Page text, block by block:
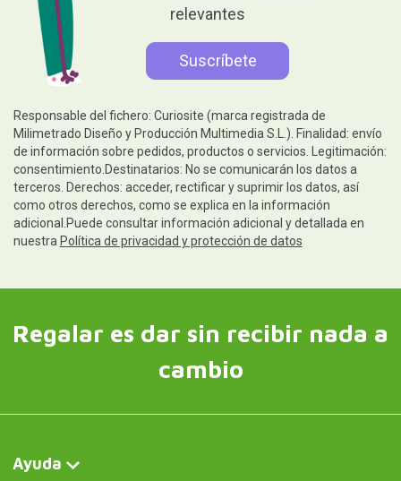
relevantes
Responsable del fichero: Curiosite (marca registrada de
Milimetrado Diseño y Producción Multimedia S.L.). Finalidad: envío
de información sobre pedidos, productos o servicios. Legitimación:
consentimiento.Destinatarios: No se comunicarán los datos a
terceros. Derechos: acceder, rectificar y suprimir los datos, así
como otros derechos, como se explica en la información
adicional.Puede consultar información adicional y detallada en
nuestra Política de privacidad y protección de datos
Regalar es dar sin recibir nada a
cambio
Ayuda